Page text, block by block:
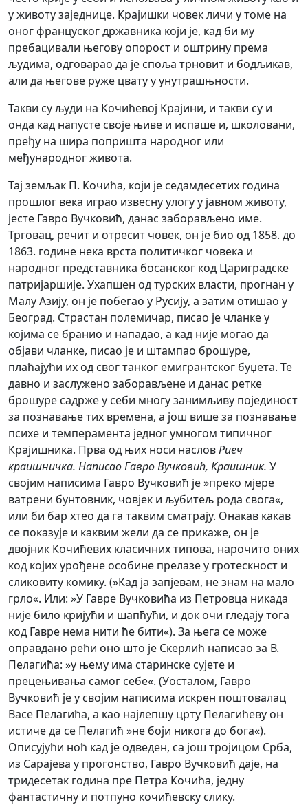
у животу заједнице. Крајишки човек личи у томе на
оног француског државника који је, кад би му
пребацивали његову опорост и оштрину према
људима, одговарао да је споља трновит и бодљикав,
али да његове руже цвату у унутрашњности.
Такви су људи на Кочићевој Крајини, и такви су и
онда кад напусте своје њиве и испаше и, школовани,
пређу на шира попришта народног или
међународног живота.
Тај земљак П. Кочића, који је седамдесетих година
прошлог века играо извесну улогу у јавном животу,
јесте Гавро Вучковић, данас заборављено име.
Трговац, речит и отресит човек, он је био од 1858. до
1863. године нека врста политичког човека и
народног представника босанског код Цариградске
патријаршије. Ухапшен од турских власти, прогнан у
Малу Азију, он је побегао у Русију, а затим отишао у
Београд. Страстан полемичар, писао је чланке у
којима се бранио и нападао, а кад није могао да
објави чланке, писао је и штампао брошуре,
плаћајући их од свог танког емигрантског буџета. Те
давно и заслужено заборављене и данас ретке
брошуре садрже у себи многу занимљиву појединост
за познавање тих времена, а још више за познавање
психе и темперамента једног умногом типичног
Крајишника. Прва од њих носи насловРиеч
краишничка. Написао Гавро Вучковић, Краишник. У
својим написима Гавро Вучковић је »преко мјере
ватрени бунтовник, човјек и љубитељ рода свога«,
или би бар хтео да га таквим сматрају. Онакав какав
се показује и каквим жели да се прикаже, он је
двојник Кочићевих класичних типова, нарочито оних
код којих урођене особине прелазе у гротескност и
сликовиту комику. (»Кад ја запјевам, не знам на мало
грло«. Или: »У Гавре Вучковића из Петровца никада
није било кријући и шапћући, и док очи гледају тога
код Гавре нема нити ће бити«). За њега се може
оправдано рећи оно што је Скерлић написао за В.
Пелагића: »у њему има старинске сујете и
прецењивања самог себе«. (Уосталом, Гавро
Вучковић је у својим написима искрен поштовалац
Васе Пелагића, а као најлепшу црту Пелагићеву он
истиче да се Пелагић »не боји никога до бога«).
Описујући ноћ кад је одведен, са још тројицом Срба,
из Сарајева у прогонство, Гавро Вучковић даје, на
тридесетак година пре Петра Кочића, једну
фантастичну и потпуно кочићевску слику.